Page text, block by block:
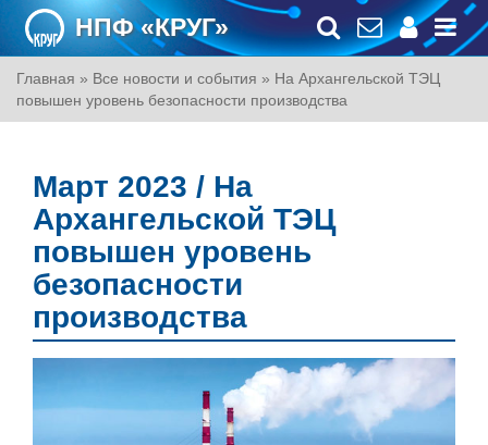
НПФ «КРУГ»
Главная » Все новости и события » На Архангельской ТЭЦ
повышен уровень безопасности производства
Март 2023 / На
Архангельской ТЭЦ
повышен уровень
безопасности
производства